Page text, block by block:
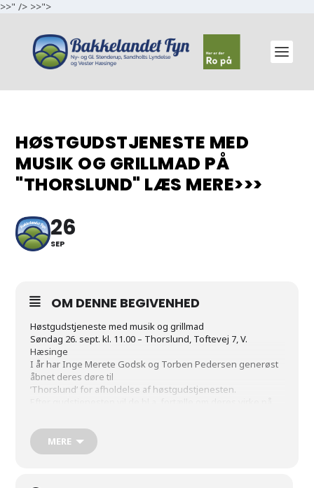
>>" /> >>">
HØSTGUDSTJENESTE MED
MUSIK OG GRILLMAD PÅ
"THORSLUND" LÆS MERE>>>
26
SEP
OM DENNE BEGIVENHED
Høstgudstjeneste med musik og grillmad
Søndag 26. sept. kl. 11.00 – Thorslund, Toftevej 7, V.
Hæsinge
I år har Inge Merete Godsk og Torben Pedersen generøst
åbnet deres døre til
’Thorslund’ for afholdelse af høstgudstjenesten.
landbrugsdrift, samt om deres engagement i springridning,
hvor 2 af deres 4 børn er
internationale springryttere.
MERE